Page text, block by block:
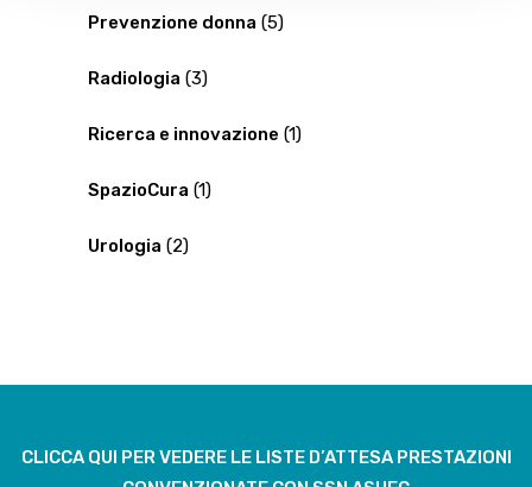
Prevenzione donna (5)
Radiologia (3)
Ricerca e innovazione (1)
SpazioCura (1)
Urologia (2)
CLICCA QUI PER VEDERE LE LISTE D’ATTESA PRESTAZIONI